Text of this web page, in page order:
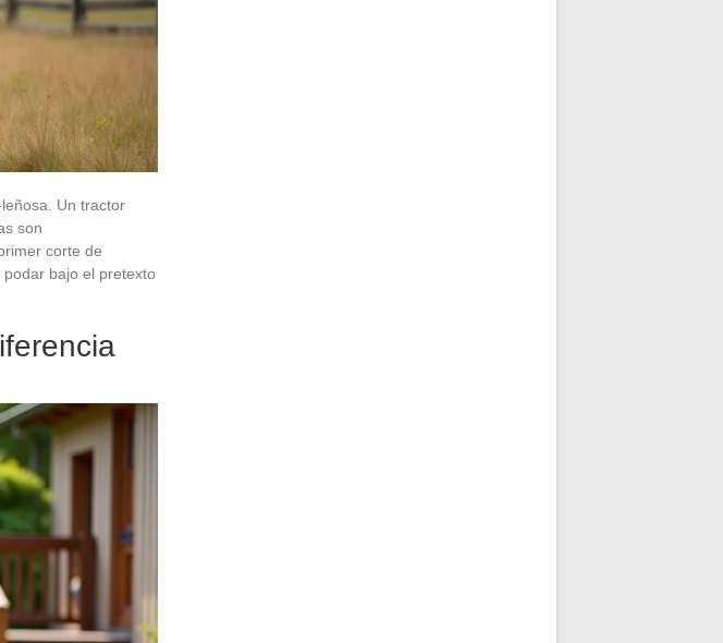
Un tractor
son
corte de
bajo el pretexto